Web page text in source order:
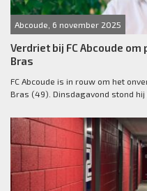
Abcoude, 6 november 2025
Verdriet bij FC Abcoude
Bras
FC Abcoude is in rouw om het
Bras (49). Dinsdagavond stond hij